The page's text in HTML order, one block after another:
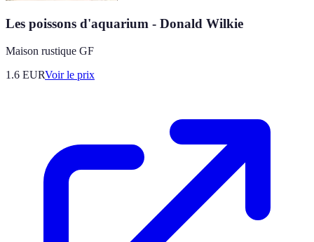
Les poissons d'aquarium - Donald Wilkie
Maison rustique GF
1.6 EURVoir le prix